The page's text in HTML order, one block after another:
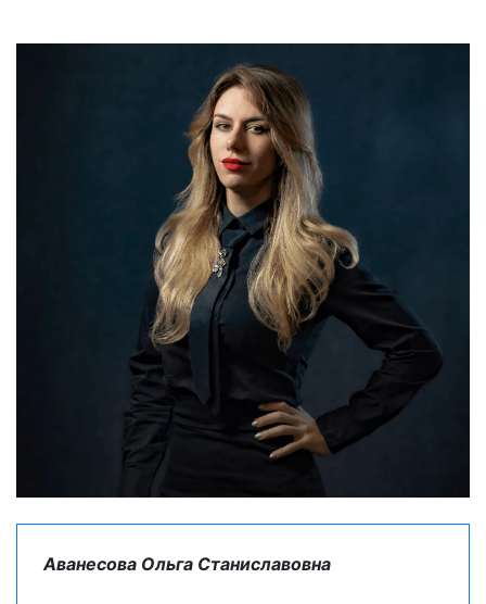
Аванесова Ольга Станиславовна